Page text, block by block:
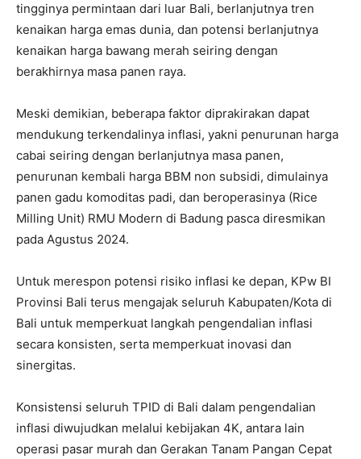
tingginya permintaan dari luar Bali, berlanjutnya tren
kenaikan harga emas dunia, dan potensi berlanjutnya
kenaikan harga bawang merah seiring dengan
berakhirnya masa panen raya.
Meski demikian, beberapa faktor diprakirakan dapat
mendukung terkendalinya inflasi, yakni penurunan harga
cabai seiring dengan berlanjutnya masa panen,
penurunan kembali harga BBM non subsidi, dimulainya
panen gadu komoditas padi, dan beroperasinya (Rice
Milling Unit) RMU Modern di Badung pasca diresmikan
pada Agustus 2024.
Untuk merespon potensi risiko inflasi ke depan, KPw BI
Provinsi Bali terus mengajak seluruh Kabupaten/Kota di
Bali untuk memperkuat langkah pengendalian inflasi
secara konsisten, serta memperkuat inovasi dan
sinergitas.
Konsistensi seluruh TPID di Bali dalam pengendalian
inflasi diwujudkan melalui kebijakan 4K, antara lain
operasi pasar murah dan Gerakan Tanam Pangan Cepat